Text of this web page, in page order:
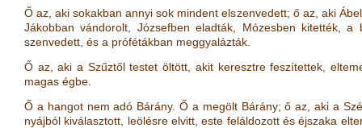
Ő az, aki sokakban annyi sok mindent elszenvedett; ő az, aki
Jákobban vándorolt, Józsefben eladták, Mózesben kitették, a
szenvedett, és a prófétákban meggyalázták.
Ő az, aki a Szűztől testet öltött, akit keresztre feszítettek,
magas égbe.
Ő a hangot nem adó Bárány. Ő a megölt Bárány; ő az, aki a
nyájból kiválasztott, leölésre elvitt, este feláldozott és éjszaka